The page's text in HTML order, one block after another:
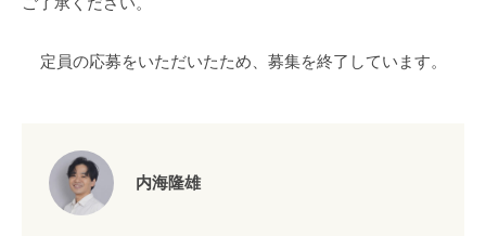
定員の応募をいただいたため、募集を終了しています。
内海隆雄